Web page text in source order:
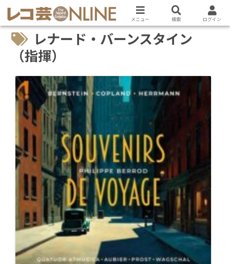
レナード・バーンスタイン
（指揮）
メニュー 検索 ログイン